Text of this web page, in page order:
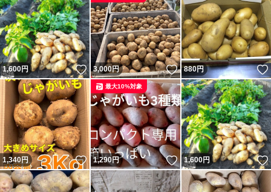
1,600円 いいね！
3,000円 いいね！
880円
1,340円 いいね！
1,290円 いいね！
最大10%対象
1,600円